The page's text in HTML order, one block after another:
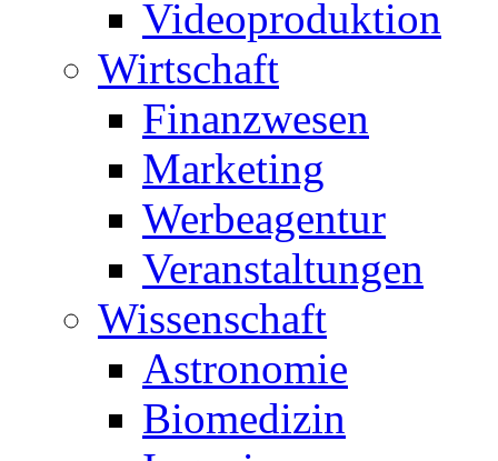
Videoproduktion
Wirtschaft
Finanzwesen
Marketing
Werbeagentur
Veranstaltungen
Wissenschaft
Astronomie
Biomedizin